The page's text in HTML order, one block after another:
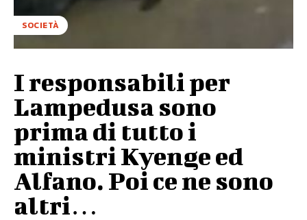
SOCIETÀ
I responsabili per
Lampedusa sono
prima di tutto i
ministri Kyenge ed
Alfano. Poi ce ne sono
altri…